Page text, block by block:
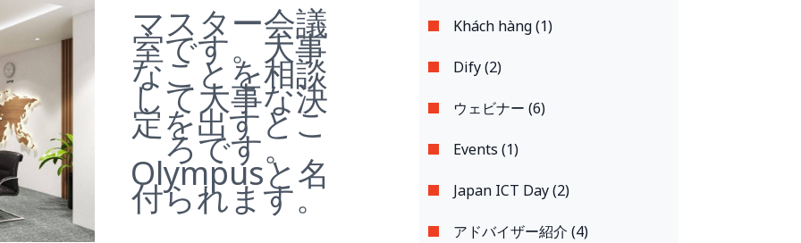
マスター会議
室です。大事
なことを相談
して大事な決
定を出すとこ
ろです。
Olympusと名
付られます。
Khách hàng (1)
Dify (2)
ウェビナー (6)
Events (1)
Japan ICT Day (2)
アドバイザー紹介 (4)